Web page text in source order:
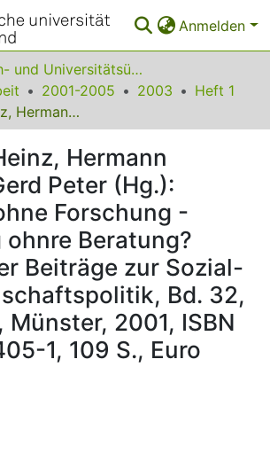
Anmelden
Fach- und Universitätsübergreifendes
2001-2005 2003
Heft 1
Walter R. Heinz, Hermann Kotthoff, Gerd Peter (Hg.): Beratung ohne Forschung - Forschung ohnre Beratung? Dortmunder Beiträge zur Sozial- und Gesellschaftspolitik, Bd. 32, LIT-Verlag, Münster, 2001, ISBN 3-8258-5405-1, 109 S., Euro 17,90
Hermann
Peter (Hg.):
Forschung -
ohnre Beratung?
Beiträge zur Sozial-
Bd. 32,
Münster, 2001, ISBN
1, 109 S., Euro